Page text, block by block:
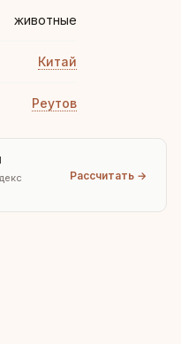
животные
Китай
Реутов
Рассчитать →